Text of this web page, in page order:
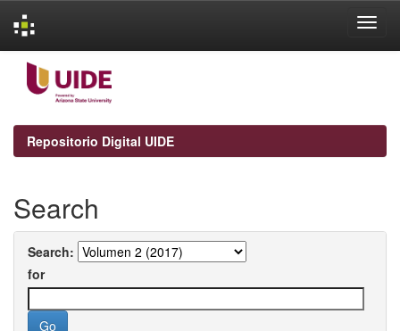
navigation
Repositorio Digital UIDE
Search
Search:
for